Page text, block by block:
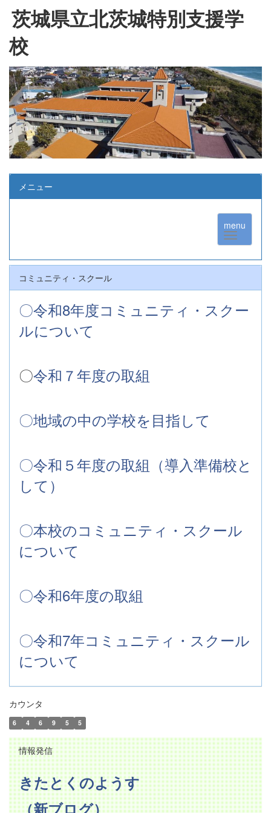
茨城県立北茨城特別支援学
校
メニュー
menu
コミュニティ・スクール
〇令和8年度コミュニティ・スクー
ルについて
〇令和７年度の取組
〇地域の中の学校を目指して
〇令和５年度の取組（導入準備校と
して）
〇本校のコミュニティ・スクール
について
〇令和6年度の取組
〇令和7年コミュニティ・スクール
について
カウンタ
6 4 6 9 5 5
情報発信
きたとくのようす
（新ブログ）